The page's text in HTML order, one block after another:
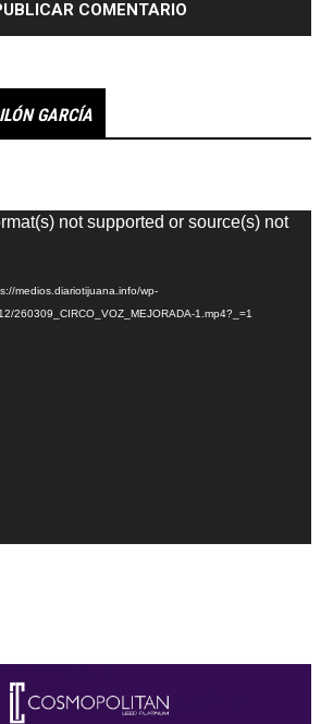
GARCÍA
not supported or source(s) not
medios.diariotijuana.info/wp-
260309_CIRCO_VOZ_MEJORADA-1.mp4?_=1